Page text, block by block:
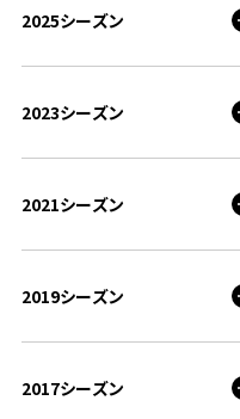
2025シーズン
2023シーズン
2021シーズン
2019シーズン
2017シーズン